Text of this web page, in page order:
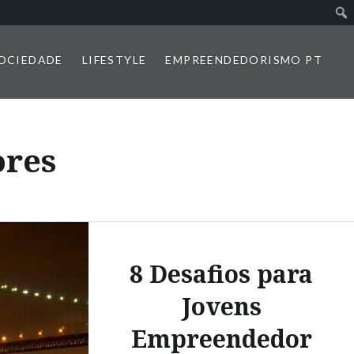
LIFESTYLE EMPREENDEDORISMO PT
8 Desafios para
Jovens
Empreendedor